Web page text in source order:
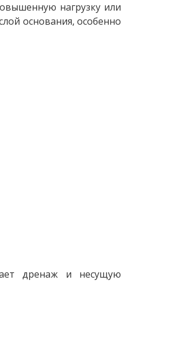
нагрузку или
основания, особенно
дренаж и несущую